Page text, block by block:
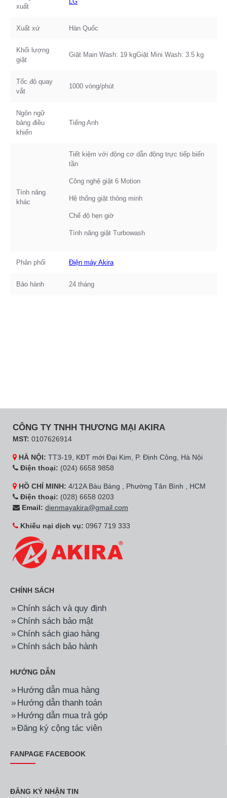
xuất
Xuất xứ Hàn Quốc
Khối lượng
giặt
Giặt Main Wash: 19 kgGiặt Mini Wash: 3.5 kg
Tốc độ quay
vắt
1000 vòng/phút
Ngôn ngữ
bảng điều
khiển
Tiếng Anh
Tính năng
khác
Tiết kiệm với động cơ dẫn động trực tiếp biến
tần
Công nghệ giặt 6 Motion
Hệ thống giặt thông minh
Chế độ hẹn giờ
Tính năng giặt Turbowash
Phân phối Điện máy Akira
Bảo hành 24 tháng
CÔNG TY TNHH THƯƠNG MẠI AKIRA
MST: 0107626914
HÀ NỘI: TT3-19, KĐT mới Đại Kim, P. Định Công, Hà Nội
Điện thoại: (024) 6658 9858
HỒ CHÍ MINH: 4/12A Bàu Bàng , Phường Tân Bình , HCM
Điện thoại: (028) 6658 0203
Email: dienmayakira@gmail.com
Khiếu nại dịch vụ: 0967 719 333
CHÍNH SÁCH
Chính sách và quy định
Chính sách bảo mật
Chính sách giao hàng
Chính sách bảo hành
HƯỚNG DẪN
Hướng dẫn mua hàng
Hướng dẫn thanh toán
Hướng dẫn mua trả góp
Đăng ký cộng tác viên
FANPAGE FACEBOOK
ĐĂNG KÝ NHẬN TIN